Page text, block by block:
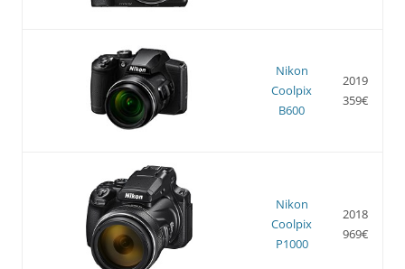
Nikon
Coolpix
B600
2019
359€
Nikon
Coolpix
P1000
2018
969€